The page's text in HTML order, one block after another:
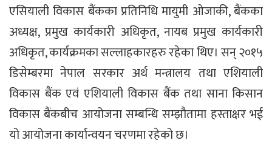
एसियाली विकास बैंकका प्रतिनिधि मायुमी ओजाकी, बैंकका
अध्यक्ष, प्रमुख कार्यकारी अधिकृत, नायब प्रमुख कार्यकारी
अधिकृत, कार्यक्रमका सल्लाहकारहरु रहेका थिए। सन् २०१५
डिसेम्बरमा नेपाल सरकार अर्थ मन्त्रालय तथा एशियाली
विकास बैंक एवं एशियाली विकास बैंक तथा साना किसान
विकास बैंकबीच आयोजना सम्बन्धि सम्झौतामा हस्ताक्षर भई
यो आयोजना कार्यान्वयन चरणमा रहेको छ।